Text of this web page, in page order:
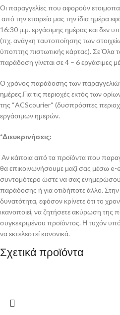
Οι παραγγελίες που αφορούν
από την εταιρεία μας την ίδια ημέρα
16:30 μ.μ. εργάσιμης ημέρας και δεν
(πχ. ανάγκη ταυτοποίησης των
ύποπτης πιστωτικής κάρτας). Σε Όλα
παράδοση γίνεται σε 4 – 6 εργάσιμες
Ο χρόνος παράδοσης των
ημέρες.Για τις περιοχές εκτός των
της “ACScourier“ (δυσπρόσιτες
εργάσιμων ημερών.
*Διευκρινήσεις:
Αν κάποια από τα προϊόντα που
θα επικοινωνήσουμε μαζί σας μέσω e-
συντομότερο ώστε να σας
παράδοσης ή για οτιδήποτε άλλο.
δυνατότητα, εφόσον κρίνετε ότι το
ικανοποιεί, να ζητήσετε ακύρωση της
συγκεκριμένου προϊόντος. Η τυχόν
να εκτελεστεί κανονικά.
Σχετικά προϊόντα